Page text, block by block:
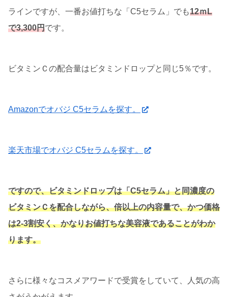
ラインですが、一番お値打ちな「C5セラム」でも12ｍL
で3,300円です。
ビタミンＣの配合量はビタミンドロップと同じ5％です。
Amazonでオバジ C5セラムを探す。
楽天市場でオバジ C5セラムを探す。
ですので、ビタミンドロップは「C5セラム」と同濃度の
ビタミンＣを配合しながら、倍以上の内容量で、かつ価格
は2-3割安く、かなりお値打ちな美容液であることがわか
ります。
さらに様々なコスメアワードで受賞をしていて、人気の高